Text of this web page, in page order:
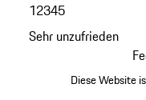
Sehr unzufrieden
12345
Diese Website